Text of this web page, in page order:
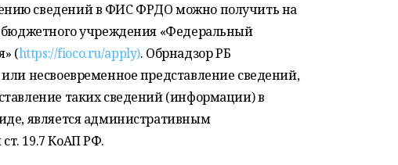
сведений в ФИС ФРДО можно получить на
бюджетного учреждения «Федеральный
(https://fioco.ru/apply). Обрнадзор РБ
несвоевременное представление сведений,
таких сведений (информации) в
является административным
19.7 КоАП РФ.